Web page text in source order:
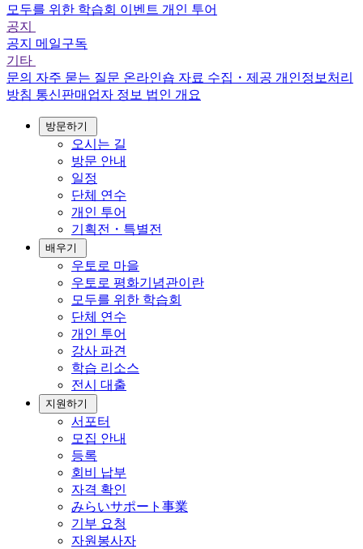
모두를 위한 학습회 이벤트 개인 투어
공지
공지 메일구독
기타
문의 자주 묻는 질문 온라인숍 자료 수집・제공 개인정보처리
방침 통신판매업자 정보 법인 개요
방문하기
오시는 길
방문 안내
일정
단체 연수
개인 투어
기획전・특별전
배우기
우토로 마을
우토로 평화기념관이란
모두를 위한 학습회
단체 연수
개인 투어
강사 파견
학습 리소스
전시 대출
지원하기
서포터
모집 안내
등록
회비 납부
자격 확인
みらいサポート事業
기부 요청
자원봉사자